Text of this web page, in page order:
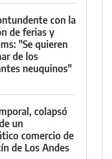
con la
de ferias y
"Se quieren
de los
neuquinos"
colapsó
un
comercio de
de Los Andes